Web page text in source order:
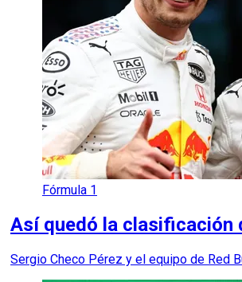
Fórmula 1
Así quedó la clasificación
Sergio Checo Pérez y el equipo de Red